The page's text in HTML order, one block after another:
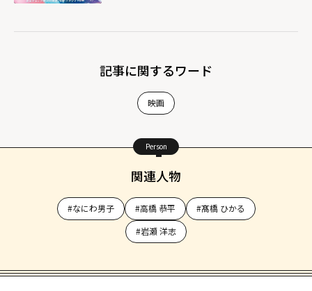
記事に関するワード
映画
Person
関連人物
#なにわ男子 #高橋 恭平
#髙橋 ひかる
#岩瀬 洋志